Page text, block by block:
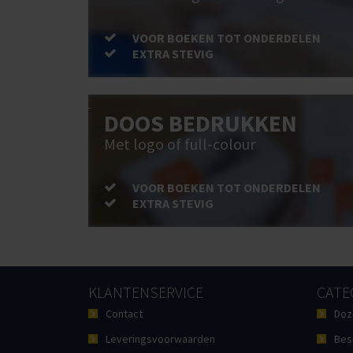
VOOR BOEKEN TOT ONDERDELEN
EXTRA STEVIG
DOOS BEDRUKKEN
Met logo of full-colour
VOOR BOEKEN TOT ONDERDELEN
EXTRA STEVIG
KLANTENSERVICE
Contact
Leveringsvoorwaarden